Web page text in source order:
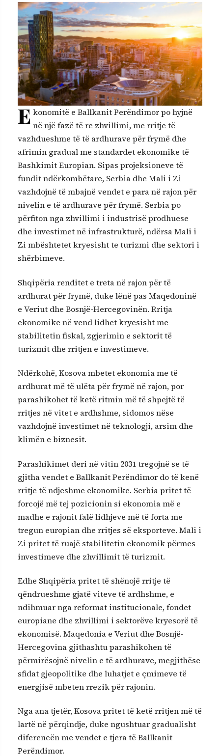
E konomitë e Ballkanit Perëndimor po hyjnë
në një fazë të re zhvillimi, me rritje të
vazhdueshme të të ardhurave për frymë dhe
afrimin gradual me standardet ekonomike të
Bashkimit Europian. Sipas projeksioneve të
fundit ndërkombëtare, Serbia dhe Mali i Zi
vazhdojnë të mbajnë vendet e para në rajon për
nivelin e të ardhurave për frymë. Serbia po
përfiton nga zhvillimi i industrisë prodhuese
dhe investimet në infrastrukturë, ndërsa Mali i
Zi mbështetet kryesisht te turizmi dhe sektori i
shërbimeve.
Shqipëria renditet e treta në rajon për të
ardhurat për frymë, duke lënë pas Maqedoninë
e Veriut dhe Bosnjë-Hercegovinën. Rritja
ekonomike në vend lidhet kryesisht me
stabilitetin fiskal, zgjerimin e sektorit të
turizmit dhe rritjen e investimeve.
Ndërkohë, Kosova mbetet ekonomia me të
ardhurat më të ulëta për frymë në rajon, por
parashikohet të ketë ritmin më të shpejtë të
rritjes në vitet e ardhshme, sidomos nëse
vazhdojnë investimet në teknologji, arsim dhe
klimën e biznesit.
Parashikimet deri në vitin 2031 tregojnë se të
gjitha vendet e Ballkanit Perëndimor do të kenë
rritje të ndjeshme ekonomike. Serbia pritet të
forcojë më tej pozicionin si ekonomia më e
madhe e rajonit falë lidhjeve më të forta me
tregun europian dhe rritjes së eksporteve. Mali i
Zi pritet të ruajë stabilitetin ekonomik përmes
investimeve dhe zhvillimit të turizmit.
Edhe Shqipëria pritet të shënojë rritje të
qëndrueshme gjatë viteve të ardhshme, e
ndihmuar nga reformat institucionale, fondet
europiane dhe zhvillimi i sektorëve kryesorë të
ekonomisë. Maqedonia e Veriut dhe Bosnjë-
Hercegovina gjithashtu parashikohen të
përmirësojnë nivelin e të ardhurave, megjithëse
sfidat gjeopolitike dhe luhatjet e çmimeve të
energjisë mbeten rrezik për rajonin.
Nga ana tjetër, Kosova pritet të ketë rritjen më të
lartë në përqindje, duke ngushtuar gradualisht
diferencën me vendet e tjera të Ballkanit
Perëndimor.